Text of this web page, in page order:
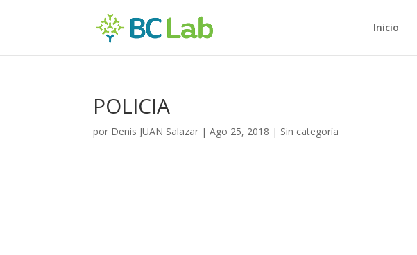
Inicio
POLICIA
por Denis JUAN Salazar |Ago 25, 2018 | Sin categoría